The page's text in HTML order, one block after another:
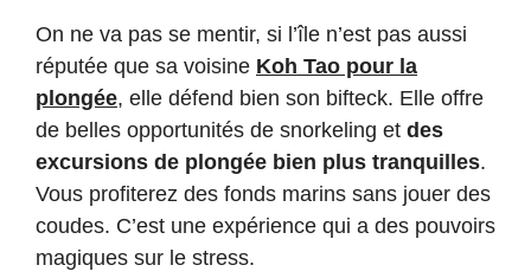
On ne va pas se mentir, si l’île n’est pas aussi
réputée que sa voisine Koh Tao pour la
plongée, elle défend bien son bifteck. Elle offre
de belles opportunités de snorkeling et des
excursions de plongée bien plus tranquilles.
Vous profiterez des fonds marins sans jouer des
coudes. C’est une expérience qui a des pouvoirs
magiques sur le stress.